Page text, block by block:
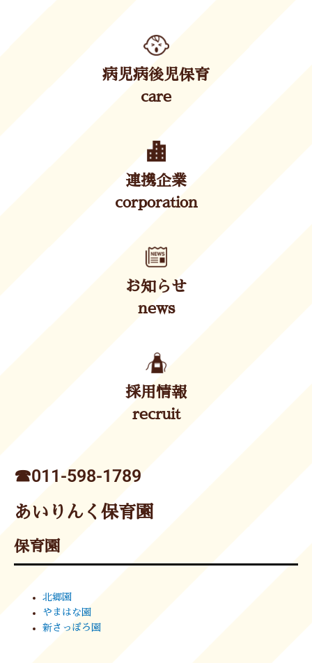
病児病後児保育
care
連携企業
corporation
お知らせ
news
採用情報
recruit
☎︎011-598-1789
あいりんく保育園
保育園
北郷園
やまはな園
新さっぽろ園